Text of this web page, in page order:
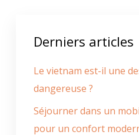
Derniers articles
Le vietnam est-il une
dangereuse ?
Séjourner dans un
pour un confort